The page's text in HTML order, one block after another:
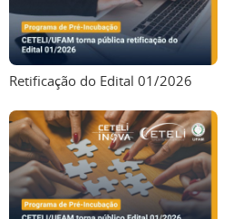
Retificação do Edital 01/2026